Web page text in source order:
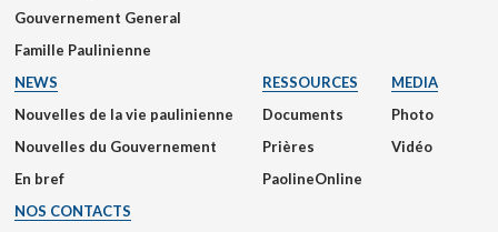
Gouvernement General
Famille Paulinienne
NEWS
Nouvelles de la vie paulinienne
Nouvelles du Gouvernement
En bref
RESSOURCES
Documents
Prières
PaolineOnline
MEDIA
Photo
Vidéo
NOS CONTACTS